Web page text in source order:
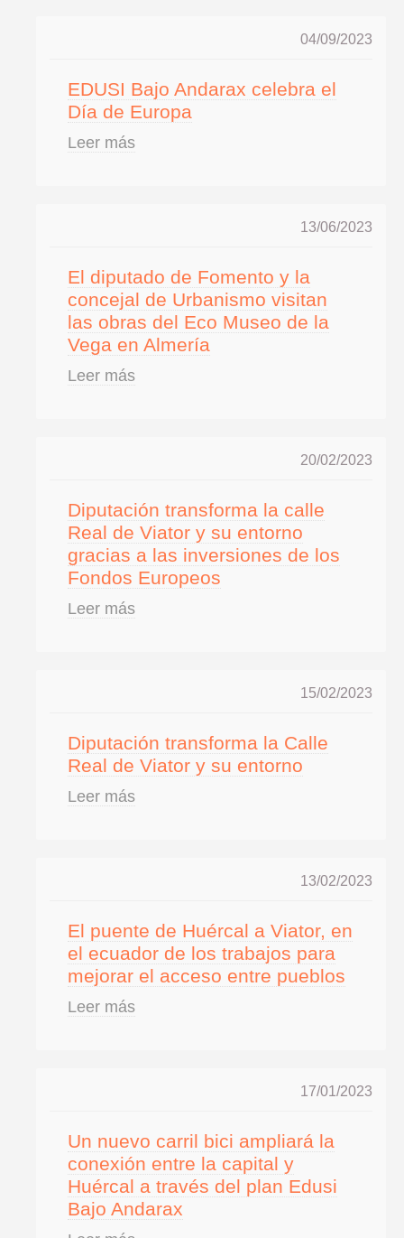
04/09/2023
EDUSI Bajo Andarax celebra el
Día de Europa
Leer más
13/06/2023
El diputado de Fomento y la
concejal de Urbanismo visitan
las obras del Eco Museo de la
Vega en Almería
Leer más
20/02/2023
Diputación transforma la calle
Real de Viator y su entorno
gracias a las inversiones de los
Fondos Europeos
Leer más
15/02/2023
Diputación transforma la Calle
Real de Viator y su entorno
Leer más
13/02/2023
El puente de Huércal a Viator, en
el ecuador de los trabajos para
mejorar el acceso entre pueblos
Leer más
17/01/2023
Un nuevo carril bici ampliará la
conexión entre la capital y
Huércal a través del plan Edusi
Bajo Andarax